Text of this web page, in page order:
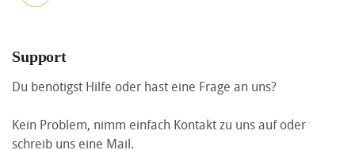
Support
Du benötigst Hilfe oder hast eine Frage an uns?
Kein Problem, nimm einfach Kontakt zu uns auf oder
schreib uns eine Mail.